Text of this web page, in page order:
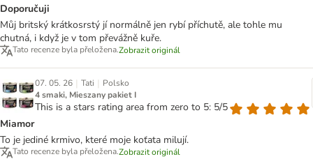
Doporučuji
Můj britský krátkosrstý jí normálně jen rybí příchutě, ale tohle mu
chutná, i když je v tom převážně kuře.
Tato recenze byla přeložena.Zobrazit originál
07. 05. 26 | Tati | Polsko
4 smaki, Mieszany pakiet I
This is a stars rating area from zero to 5: 5/5
Miamor
To je jediné krmivo, které moje koťata milují.
Tato recenze byla přeložena.Zobrazit originál